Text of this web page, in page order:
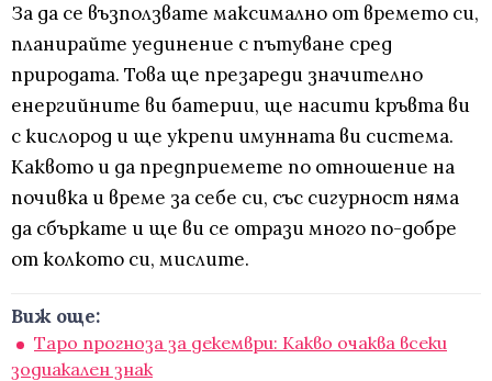
За да се възползвате максимално от времето си,
планирайте уединение с пътуване сред
природата. Това ще презареди значително
енергийните ви батерии, ще насити кръвта ви
с кислород и ще укрепи имунната ви система.
Каквото и да предприемете по отношение на
почивка и време за себе си, със сигурност няма
да сбъркате и ще ви се отрази много по-добре
от колкото си, мислите.
Виж още:
Таро прогноза за декември: Какво очаква всеки
зодиакален знак